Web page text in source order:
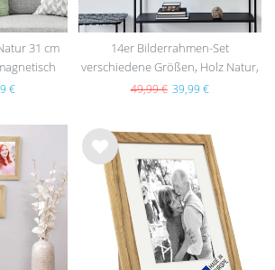
31 cm
€
14er Bilderrahmen-Set
verschiedene Größen, Holz Natur,
aus MDF
49,99 € 39,99 €
Wu
nsc
hlist